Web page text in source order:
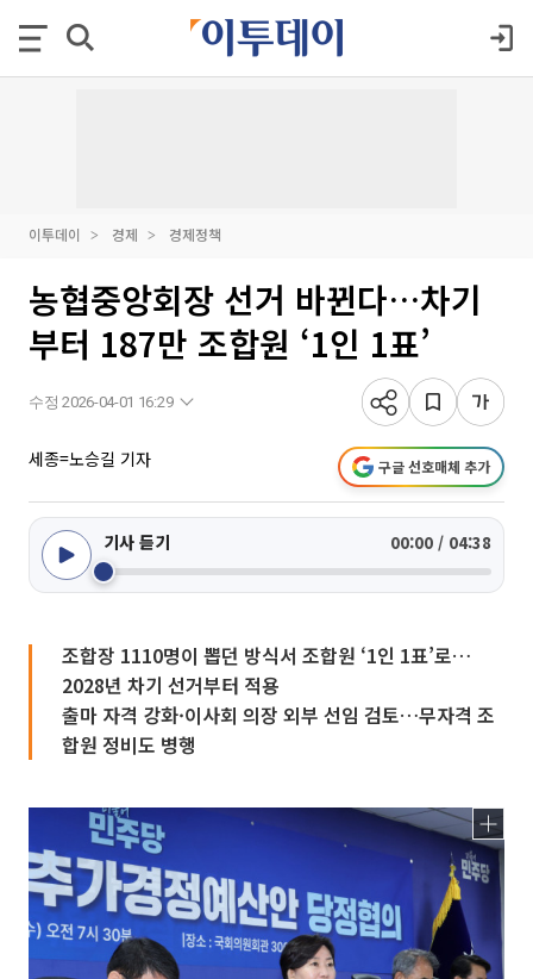
이투데이 경제 경제정책
농협중앙회장 선거 바뀐다…차기
부터 187만 조합원 ‘1인 1표’
수정 2026-04-01 16:29
세종=노승길 기자 구글 선호매체 추가
기사 듣기 00:00 / 04:38
조합장 1110명이 뽑던 방식서 조합원 ‘1인 1표’로…
2028년 차기 선거부터 적용
출마 자격 강화·이사회 의장 외부 선임 검토…무자격 조
합원 정비도 병행